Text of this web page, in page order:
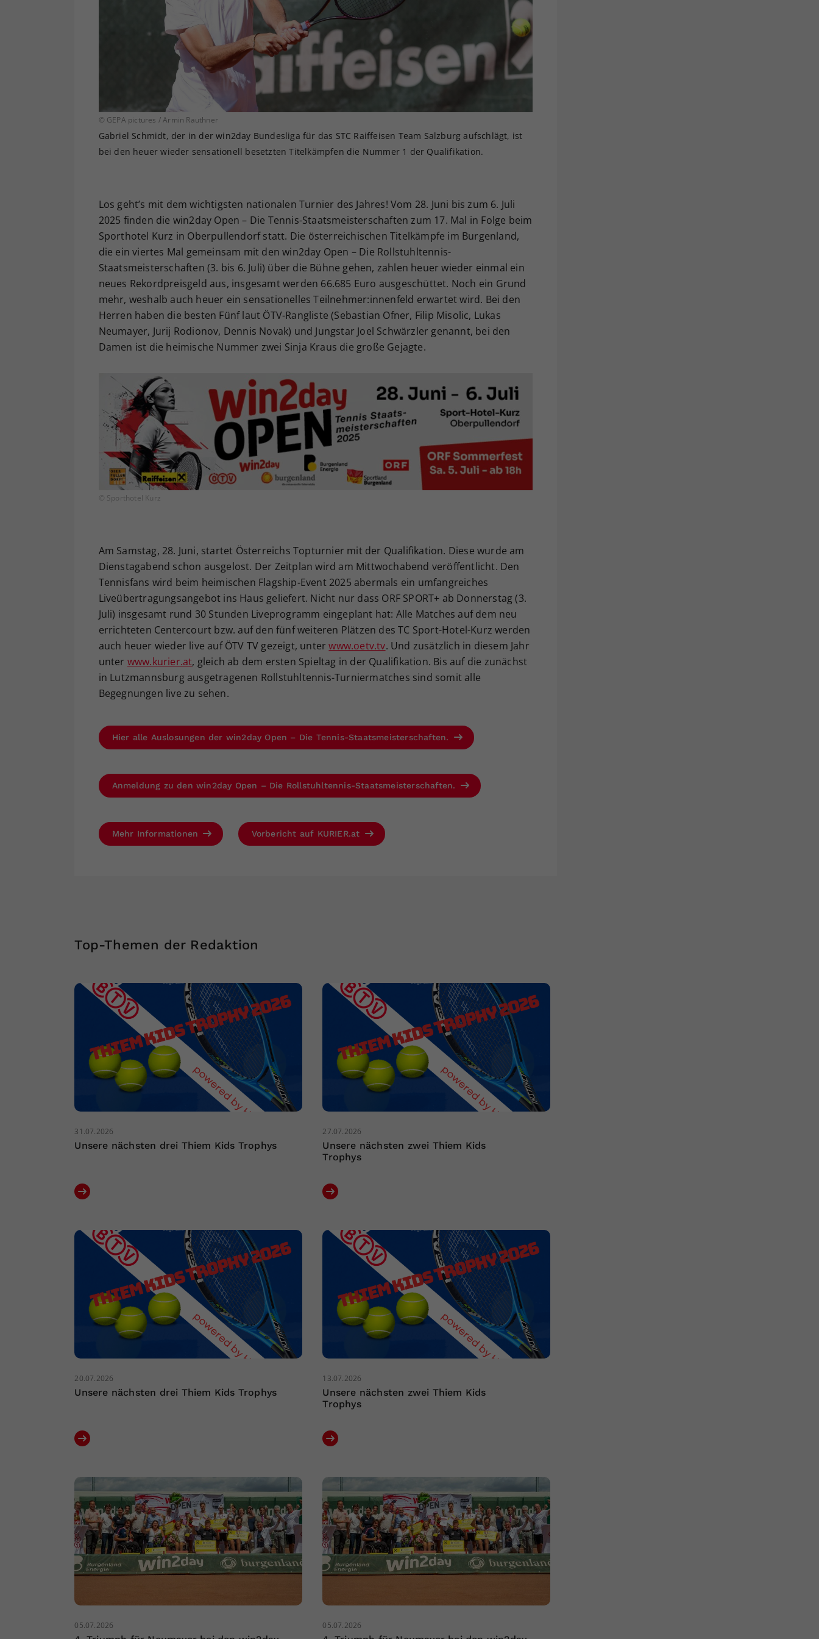
© GEPA pictures / Armin Rauthner
Gabriel Schmidt, der in der win2day Bundesliga für das STC Raiffeisen Team Salzburg aufschlägt, ist
bei den heuer wieder sensationell besetzten Titelkämpfen die Nummer 1 der Qualifikation.
Los geht’s mit dem wichtigsten nationalen Turnier des Jahres! Vom 28. Juni bis zum 6. Juli
2025 finden die win2day Open – Die Tennis-Staatsmeisterschaften zum 17. Mal in Folge beim
Sporthotel Kurz in Oberpullendorf statt. Die österreichischen Titelkämpfe im Burgenland,
die ein viertes Mal gemeinsam mit den win2day Open – Die Rollstuhltennis-
Staatsmeisterschaften (3. bis 6. Juli) über die Bühne gehen, zahlen heuer wieder einmal ein
neues Rekordpreisgeld aus, insgesamt werden 66.685 Euro ausgeschüttet. Noch ein Grund
mehr, weshalb auch heuer ein sensationelles Teilnehmer:innenfeld erwartet wird. Bei den
Herren haben die besten Fünf laut ÖTV-Rangliste (Sebastian Ofner, Filip Misolic, Lukas
Neumayer, Jurij Rodionov, Dennis Novak) und Jungstar Joel Schwärzler genannt, bei den
Damen ist die heimische Nummer zwei Sinja Kraus die große Gejagte.
© Sporthotel Kurz
Am Samstag, 28. Juni, startet Österreichs Topturnier mit der Qualifikation. Diese wurde am
Dienstagabend schon ausgelost. Der Zeitplan wird am Mittwochabend veröffentlicht. Den
Tennisfans wird beim heimischen Flagship-Event 2025 abermals ein umfangreiches
Liveübertragungsangebot ins Haus geliefert. Nicht nur dass ORF SPORT+ ab Donnerstag (3.
Juli) insgesamt rund 30 Stunden Liveprogramm eingeplant hat: Alle Matches auf dem neu
errichteten Centercourt bzw. auf den fünf weiteren Plätzen des TC Sport-Hotel-Kurz werden
auch heuer wieder live auf ÖTV TV gezeigt, unterwww.oetv.tv. Und zusätzlich in diesem Jahr
unter www.kurier.at, gleich ab dem ersten Spieltag in der Qualifikation. Bis auf die zunächst
in Lutzmannsburg ausgetragenen Rollstuhltennis-Turniermatches sind somit alle
Begegnungen live zu sehen.
Hier alle Auslosungen der win2day Open – Die Tennis-Staatsmeisterschaften.
Anmeldung zu den win2day Open – Die Rollstuhltennis-Staatsmeisterschaften.
Mehr Informationen Vorbericht auf KURIER.at
Top-Themen der Redaktion
31.07.2026
Unsere nächsten drei Thiem Kids Trophys
27.07.2026
Unsere nächsten zwei Thiem Kids
Trophys
20.07.2026
Unsere nächsten drei Thiem Kids Trophys
13.07.2026
Unsere nächsten zwei Thiem Kids
Trophys
05.07.2026 05.07.2026
Ihrer vorgenommen Einstellungen, falls der
Webseiten-Betreiber dies eingestellt hat.